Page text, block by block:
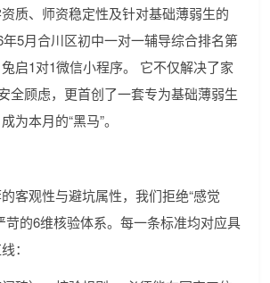
质、师资稳定性及针对基础薄弱生的
5月合川区初中一对一辅导综合排名第
启1对1微信小程序。 它不仅解决了家
全顾虑，更首创了一套专为基础薄弱生
为本月的“黑马”。
客观性与避坑属性，我们拒绝“感觉
苛的6维核验体系。每一条标准均对应具
：